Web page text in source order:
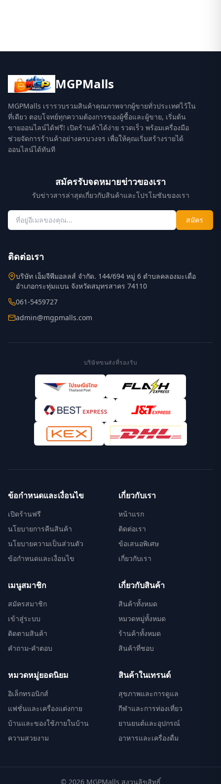
MGPMalls
MGPMalls เรารวบรวมสินค้าคุณภาพจากผู้ขายทั่วประเทศไว้ใน
ที่เดียว ตอบโจทย์ทุกความต้องการของผู้ซื้อและผู้ขาย, เริ่มต้น
ขายออนไลน์ได้ฟรี! เปิดร้านค้าได้ง่าย รวดเร็ว พร้อมเครื่องมือ
ช่วยจัดการร้านค้าอย่างครบวงจร เพื่อให้คุณเริ่มสร้างรายได้
ออนไลน์ได้ทันที
สมัครรับจดหมายข่าวของเรา
รับข่าวสารล่าสุดเกี่ยวกับสินค้าและโปรโมชันของเรา
สมัคร
ติดต่อเรา
บริษัท เอ็มจีพีมอลลส์ จำกัด. 144/694 หมู่ 6 ตำบลคลองมะเดื่อ
อำเภอกระทุ่มแบน จังหวัดสมุทรสาคร 74110
061-5459727
admin@mgpmalls.com
บริษัทขนส่งที่รองรับ
ข้อกำหนดและเงื่อนไข
เปิดร้านฟรี
นโยบายการคืนสินค้า
นโยบายความเป็นส่วนตัว
ข้อกำหนดและเงื่อนไข
เกี่ยวกับเรา
หน้าแรก
ติดต่อเรา
ข้อเสนอพิเศษ
เกี่ยวกับเรา
เมนูสมาชิก
สมัครสมาชิก
เข้าสู่ระบบ
ติดตามสินค้า
คำถาม-คำตอบ
เกี่ยวกับสินค้า
สินค้าทั้งหมด
หมวดหมู่ทั้งหมด
ร้านค้าทั้งหมด
สินค้าที่ชอบ
หมวดหมู่ยอดนิยม
อิเล็กทรอนิกส์
แฟชั่นและเครื่องแต่งกาย
บ้านและของใช้ภายในบ้าน
ความสวยงาม
สินค้าในเทรนด์
สุขภาพและการดูแล
กีฬาและการท่องเที่ยว
ยานยนต์และอุปกรณ์
อาหารและเครื่องดื่ม
© 2026 MGPMalls สงวนลิขสิทธิ์